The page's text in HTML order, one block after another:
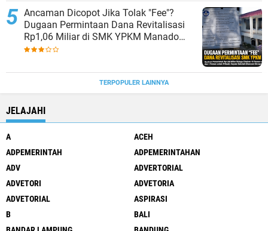
Ancaman Dicopot Jika Tolak "Fee"?
Dugaan Permintaan Dana Revitalisasi
Rp1,06 Miliar di SMK YPKM Manado
Berpotensi Terseret Kasus Tipikor
TERPOPULER LAINNYA
JELAJAHI
A
ACEH
ADPEMERINTAH
ADPEMERINTAHAN
ADV
ADVERTORIAL
ADVETORI
ADVETORIA
ADVETORIAL
ASPIRASI
B
BALI